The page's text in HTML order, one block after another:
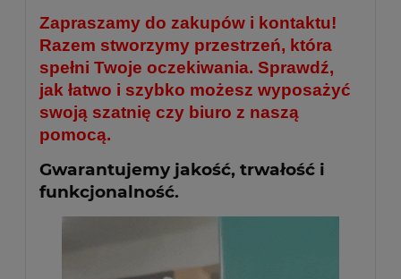
Zapraszamy do zakupów i kontaktu!
Razem stworzymy przestrzeń, która
spełni Twoje oczekiwania. Sprawdź,
jak łatwo i szybko możesz wyposażyć
swoją szatnię czy biuro z naszą
pomocą.
Gwarantujemy jakość, trwałość i
funkcjonalność.